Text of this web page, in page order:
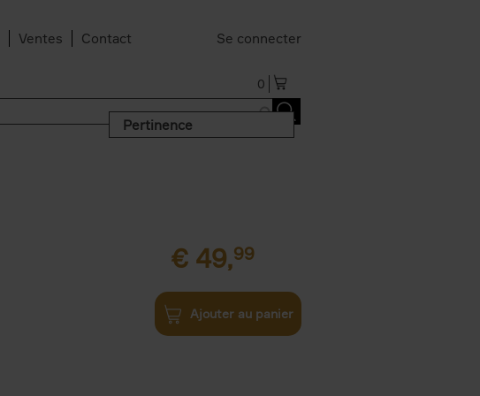
Ventes Contact Se connecter
0
Pertinence
€ 49,99
Ajouter au panier